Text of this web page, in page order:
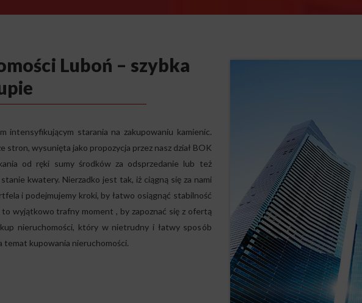
Luboń – szybka
intensyfikującym starania na zakupowaniu kamienic.
stron, wysunięta jako propozycja przez nasz dział BOK
od ręki sumy środków za odsprzedanie lub też
kwatery. Nierzadko jest tak, iż ciągną się za nami
i podejmujemy kroki, by łatwo osiągnąć stabilność
wyjątkowo trafny moment , by zapoznać się z ofertą
nieruchomości, który w nietrudny i łatwy sposób
temat kupowania nieruchomości.